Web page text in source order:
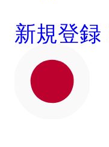
新規登録